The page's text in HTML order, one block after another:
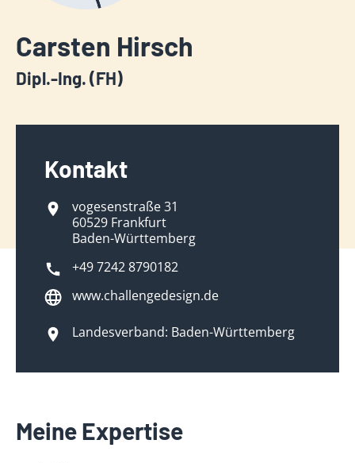
Carsten Hirsch
Dipl.-Ing. (FH)
Kontakt
vogesenstraße 31
60529 Frankfurt
Baden-Württemberg
+49 7242 8790182
www.challengedesign.de
Landesverband: Baden-Württemberg
Meine Expertise